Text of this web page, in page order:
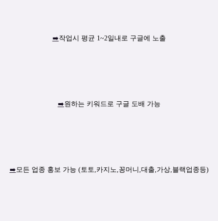
➡️작업시 평균 1~2일내로 구글에 노출
➡️원하는 키워드로 구글 도배 가능
➡️ 모든 업종 홍보 가능 (토토,카지노,꽁머니,대출,가상,블랙업종등)